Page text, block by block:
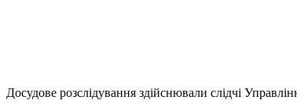
Досудове розслідування здійснювали слідчі